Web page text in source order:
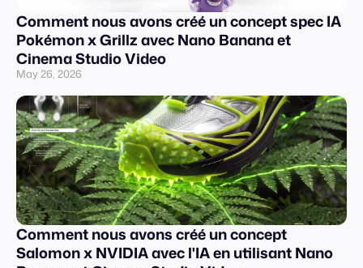
Comment nous avons créé un concept spec IA
Pokémon x Grillz avec Nano Banana et
Cinema Studio Video
May 26, 2026
Comment nous avons créé un concept
Salomon x NVIDIA avec l'IA en utilisant Nano